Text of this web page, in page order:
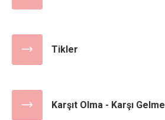
Tikler
Karşıt Olma - Karşı Gelme